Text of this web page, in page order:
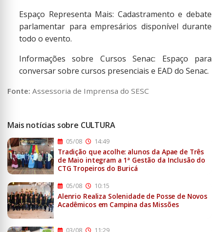
Espaço Representa Mais: Cadastramento e debate
parlamentar para empresários disponível durante
todo o evento.
Informações sobre Cursos Senac: Espaço para
conversar sobre cursos presenciais e EAD do Senac.
Fonte: Assessoria de Imprensa do SESC
Mais notícias sobre CULTURA
05/08 14:49
Tradição que acolhe: alunos da Apae de Três
de Maio integram a 1ª Gestão da Inclusão do
CTG Tropeiros do Buricá
05/08 10:15
Alenrio Realiza Solenidade de Posse de Novos
Acadêmicos em Campina das Missões
03/08 11:29